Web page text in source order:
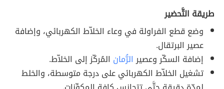
طريقة التَّحضير
وضع قطع الفراولة في وعاء الخلاّط الكهربائي، وإضافة
عصير البرتقال.
إضافة السكّر وعصيرالرُّمان المُركّز إلى الخلاّط.
تشغيل الخلاّط الكهربائي على درجة متوسطة، والخلط